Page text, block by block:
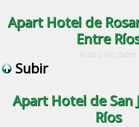
Apart Hotel de
Entre
Rubro sin datos
Subir
Apart Hotel de San
Ríos